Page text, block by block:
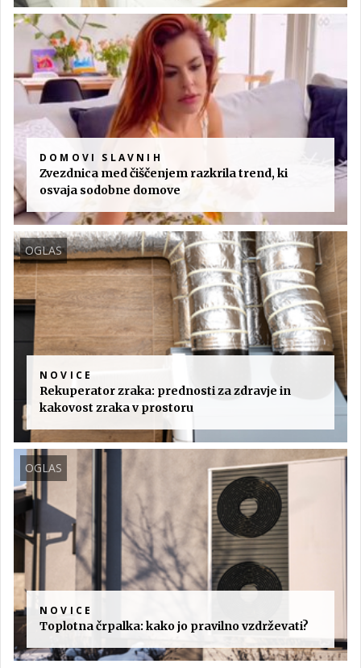
DOMOVI SLAVNIH
Zvezdnica med čiščenjem razkrila trend, ki
osvaja sodobne domove
OGLAS
NOVICE
Rekuperator zraka: prednosti za zdravje in
kakovost zraka v prostoru
OGLAS
NOVICE
Toplotna črpalka: kako jo pravilno vzdrževati?